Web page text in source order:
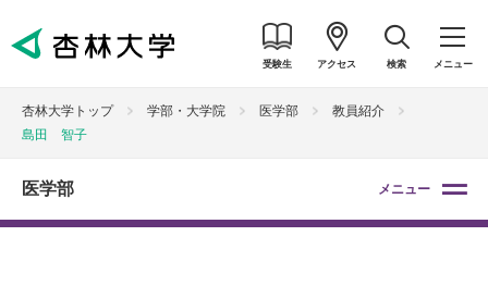
受験生 アクセス 検索 メニュー
杏林大学トップ 学部・大学院 医学部
教員紹介
島田 智子
医学部 メニュー